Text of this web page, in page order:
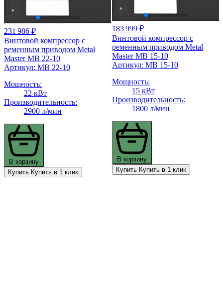
231 986 ₽
Винтовой компрессор с
ременным приводом Metal
Master MB 22-10
Артикул: MB 22-10
Мощность:
22 кВт
Производительность:
2900 л/мин
В корзину
Купить Купить в 1 клик
183 999 ₽
Винтовой компрессор с
ременным приводом Metal
Master MB 15-10
Артикул: MB 15-10
Мощность:
15 кВт
Производительность:
1800 л/мин
В корзину
Купить Купить в 1 клик